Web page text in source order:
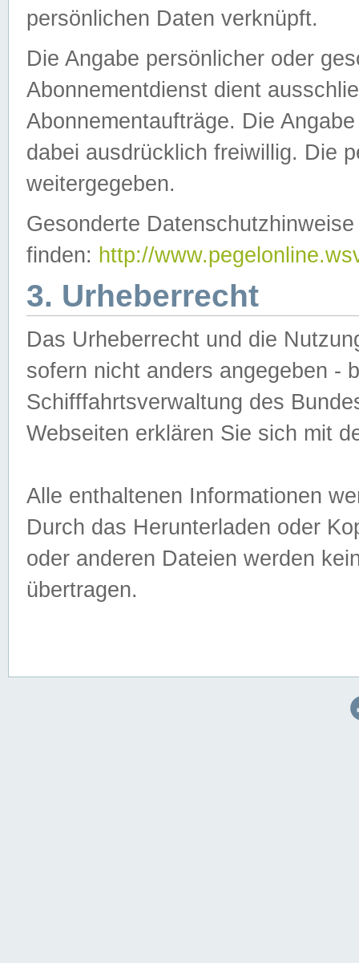
persönlichen Daten verknüpft.
Die Angabe persönlicher oder
Abonnementdienst dient
Abonnementaufträge. Die
dabei ausdrücklich freiwillig. Die
weitergegeben.
Gesonderte
finden: http://
3. Urheberrecht
Das Urheberrecht und die
sofern nicht anders angegeben -
Schifffahrtsverwaltung des
Webseiten erklären Sie sich mit
Alle enthaltenen Informationen
Durch das Herunterladen oder
oder anderen Dateien werden
übertragen.